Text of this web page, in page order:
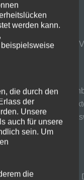
Ziel, ihre künftige
dass diese
um
oder
werden kann.
die durch den
der
Unsere
auch für unsere
sein. Um
die